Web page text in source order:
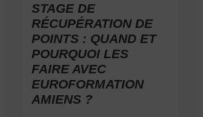
STAGE DE
RÉCUPÉRATION DE
POINTS : QUAND ET
POURQUOI LES
FAIRE AVEC
EUROFORMATION
AMIENS ?